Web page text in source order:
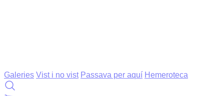
Galeries Vist i no vist Passava per aquí Hemeroteca